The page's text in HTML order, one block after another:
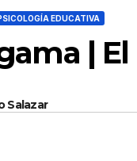
EDUCATIVA
|
Salazar